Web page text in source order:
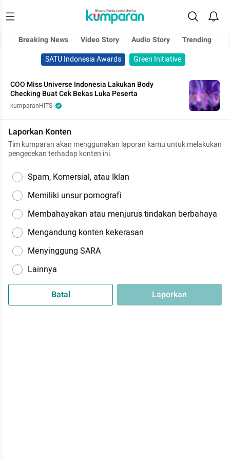
Breaking News Video Story Audio Story
Trending
SATU Indonesia Awards
Green Initiative
COO Miss Universe Indonesia Lakukan Body
Checking Buat Cek Bekas Luka Peserta
kumparanHITS
Laporkan Konten
Tim kumparan akan menggunakan laporan kamu untuk melakukan
pengecekan terhadap konten ini.
Spam, Komersial, atau Iklan
Memiliki unsur pornografi
Membahayakan atau menjurus tindakan berbahaya
Mengandung konten kekerasan
Menyinggung SARA
Lainnya
Batal Laporkan